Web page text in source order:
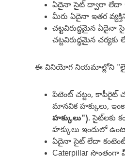
ఏదైనా సైట్ ద్వారా లేదా
మీరు ఏదైనా ఇతర
చట్టవిరుద్ధమైన
చట్టవిరుద్ధమైన
ఈ వినియోగ నియమాల్లోని "లైసెన్స్
పేటెంట్ చట్టం, కాపీరైట్
మానవిక హక్కులు, ఇంకా
హక్కులు"). సైట్‌లకు
హక్కులు ఇందులో
ఏదైనా సైట్ లేదా
Caterpillar